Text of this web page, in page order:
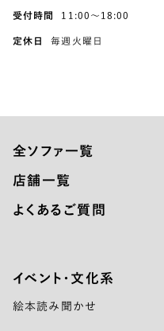
受付時間 11:00〜18:00
定休日 毎週火曜日
全ソファ一覧
店舗一覧
よくあるご質問
イベント・文化系
絵本読み聞かせ